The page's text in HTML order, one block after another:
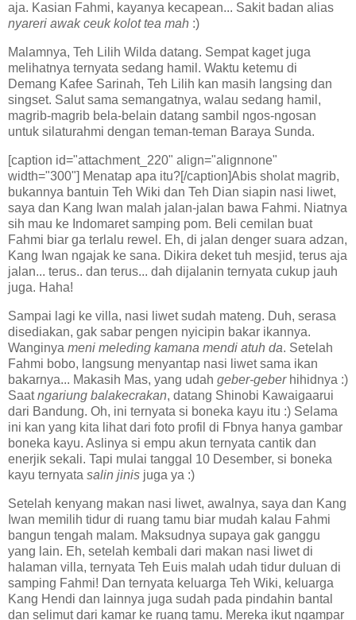
aja. Kasian Fahmi, kayanya kecapean... Sakit badan alias
nyareri awak ceuk kolot tea mah :)
Malamnya, Teh Lilih Wilda datang. Sempat kaget juga
melihatnya ternyata sedang hamil. Waktu ketemu di
Demang Kafee Sarinah, Teh Lilih kan masih langsing dan
singset. Salut sama semangatnya, walau sedang hamil,
magrib-magrib bela-belain datang sambil ngos-ngosan
untuk silaturahmi dengan teman-teman Baraya Sunda.
[caption id="attachment_220" align="alignnone"
width="300"] Menatap apa itu?[/caption]Abis sholat magrib,
bukannya bantuin Teh Wiki dan Teh Dian siapin nasi liwet,
saya dan Kang Iwan malah jalan-jalan bawa Fahmi. Niatnya
sih mau ke Indomaret samping pom. Beli cemilan buat
Fahmi biar ga terlalu rewel. Eh, di jalan denger suara adzan,
Kang Iwan ngajak ke sana. Dikira deket tuh mesjid, terus aja
jalan... terus.. dan terus... dah dijalanin ternyata cukup jauh
juga. Haha!
Sampai lagi ke villa, nasi liwet sudah mateng. Duh, serasa
disediakan, gak sabar pengen nyicipin bakar ikannya.
Wanginya meni meleding kamana mendi atuh da. Setelah
Fahmi bobo, langsung menyantap nasi liwet sama ikan
bakarnya... Makasih Mas, yang udah geber-geberhihidnya :)
Saatngariung balakecrakan, datang Shinobi Kawaigaarui
dari Bandung. Oh, ini ternyata si boneka kayu itu :) Selama
ini kan yang kita lihat dari foto profil di Fbnya hanya gambar
boneka kayu. Aslinya si empu akun ternyata cantik dan
enerjik sekali. Tapi mulai tanggal 10 Desember, si boneka
kayu ternyata salin jinis juga ya :)
Setelah kenyang makan nasi liwet, awalnya, saya dan Kang
Iwan memilih tidur di ruang tamu biar mudah kalau Fahmi
bangun tengah malam. Maksudnya supaya gak ganggu
yang lain. Eh, setelah kembali dari makan nasi liwet di
halaman villa, ternyata Teh Euis malah udah tidur duluan di
samping Fahmi! Dan ternyata keluarga Teh Wiki, keluarga
Kang Hendi dan lainnya juga sudah pada pindahin bantal
dan selimut dari kamar ke ruang tamu. Mereka ikut ngampar